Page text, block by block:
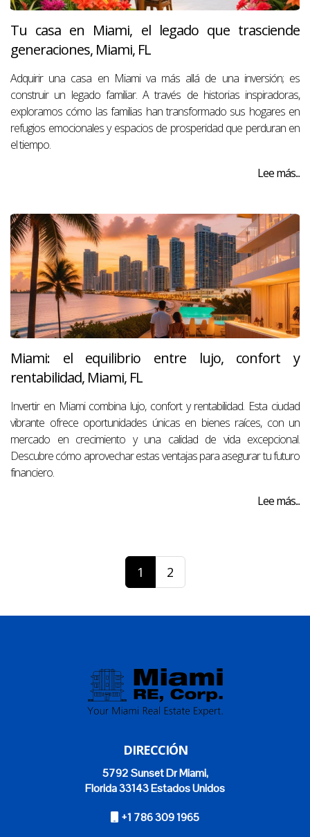
Tu casa en Miami, el legado que trasciende
generaciones, Miami, FL
Adquirir una casa en Miami va más allá de una inversión; es
construir un legado familiar. A través de historias inspiradoras,
exploramos cómo las familias han transformado sus hogares en
refugios emocionales y espacios de prosperidad que perduran en
el tiempo.
Lee más...
Miami: el equilibrio entre lujo, confort y
rentabilidad, Miami, FL
Invertir en Miami combina lujo, confort y rentabilidad. Esta ciudad
vibrante ofrece oportunidades únicas en bienes raíces, con un
mercado en crecimiento y una calidad de vida excepcional.
Descubre cómo aprovechar estas ventajas para asegurar tu futuro
financiero.
Lee más...
1 2
DIRECCIÓN
5792 Sunset Dr Miami,
Florida 33143 Estados Unidos
+1 786 309 1965